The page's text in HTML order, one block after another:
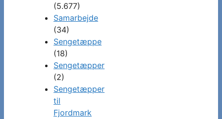
(5.677)
Samarbejde
(34)
Sengetæppe
(18)
Sengetæpper
(2)
Sengetæpper
til
Fjordmark